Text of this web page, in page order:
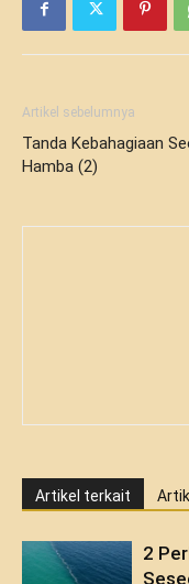
Artikel sebelumnya
Tanda Kebahagiaan
Hamba (2)
Artikel terkait
2